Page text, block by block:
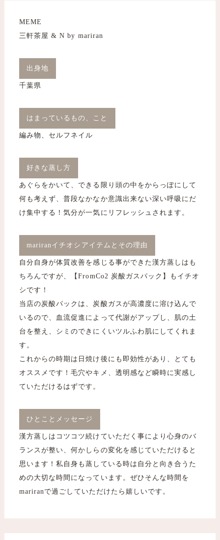
MEME
三軒茶屋 & N by mariran
出身地
千葉県
はまっているもの、こと
編み物、セルフネイル
好きな蒸し方
あぐらをかいて、できる限り頭の中をからっぽにして
何も考えず、普段なかなか意識出来ない深い呼吸にだ
け集中する！気分が一気にリフレッシュされます。
mariranイチオシアイテムとその理由
自分自身が体質改善を感じる事ができた漢方蒸しはも
ちろんですが、【FromCo2 炭酸ガスパック】もイチオ
シです！
当店の炭酸パックは、炭酸ガスが高濃度に溶け込んで
いるので、血流促進によって代謝がアップし、肌の土
台を整え、シミのできにくいツルふわ肌にしてくれま
す。
これからの時期は日焼け後にも即効性があり、とても
オススメです！毛穴やキメ、透明感など瞬時に実感し
ていただけるはずです。
ひとことメッセージ
漢方蒸しはコツコツ続けていただく事により心身のバ
ランスが整い、何かしらの変化を感じていただけると
思います！私自身も蒸している時は自分と向き合うた
めの大切な時間になっています。ぜひそんな時間を
mariranで過ごしていただけたら嬉しいです。